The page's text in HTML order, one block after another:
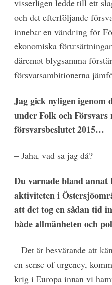
visserligen ledde till ett
och det efterföljande
innebar en vändning för
ekonomiska
däremot blygsamma
försvarsambitionerna
Jag gick nyligen igenom
under Folk och Försvars
försvarsbeslutet 2015…
– Jaha, vad sa jag då?
Du varnade bland
aktiviteten i
att det tog en sådan tid
både allmänheten och
– Det är besvärande att
en sense of urgency,
krig i Europa innan vi